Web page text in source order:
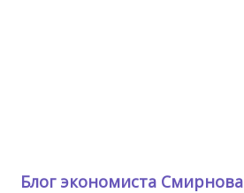
Блог экономиста Смирнова